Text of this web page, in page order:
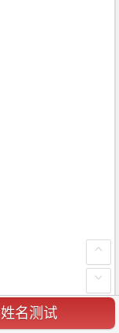
姓名测试